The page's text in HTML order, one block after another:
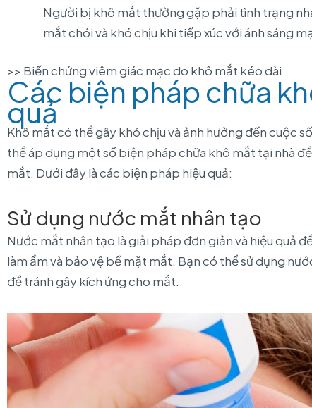
Người bị khô mắt thường gặp phải tình trạng
mắt chói và khó chịu khi tiếp xúc với ánh sáng
>> Biến chứngviêmgiác mạcdo khô mắt kéodài
Các biện pháp chữa
quả
Khô mắt có thể gây khó chịu và ảnh hưởng đến cuộc
thể áp dụng một số biện pháp chữa khô mắt tại nhà
mắt. Dưới đây là các biện pháp hiệu quả:
Sử dụng nước mắt nhân tạo
Nước mắt nhân tạo là giải pháp đơn giản và hiệu quả
làm ẩm và bảo vệ bề mặt mắt. Bạn có thể sử dụng
để tránh gây kích ứng cho mắt.